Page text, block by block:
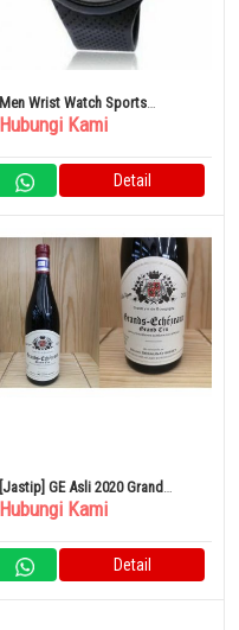
Men Wrist Watch Sports
Waterproof 100m Swimming
Hubungi Kami
Detail
[Jastip] GE Asli 2020 Grand
Echezeaux VV
Hubungi Kami
Detail